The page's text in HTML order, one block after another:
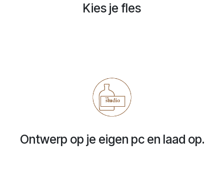
Kies je fles
Ontwerp op je eigen pc en laad op.